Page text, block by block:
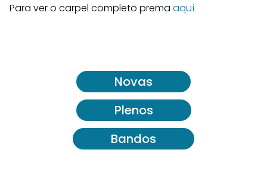
Para ver o carpel completo prema aquí
Novas
Plenos
Bandos